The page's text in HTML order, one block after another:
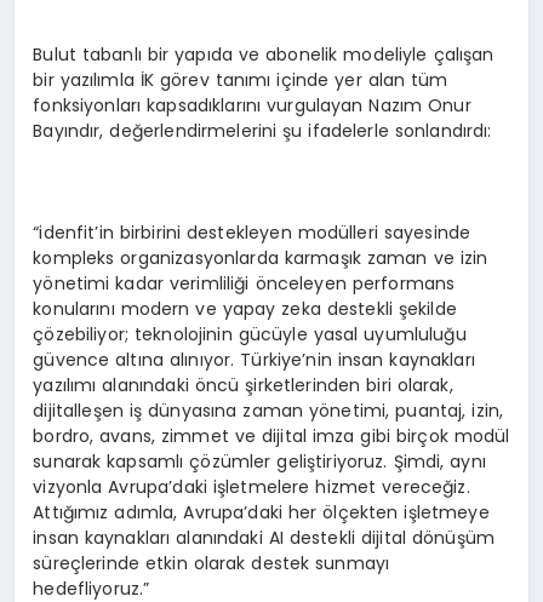
Bulut tabanlı bir yapıda ve abonelik modeliyle çalışan
bir yazılımla İK görev tanımı içinde yer alan tüm
fonksiyonları kapsadıklarını vurgulayan Nazım Onur
Bayındır, değerlendirmelerini şu ifadelerle sonlandırdı:
“idenfit’in birbirini destekleyen modülleri sayesinde
kompleks organizasyonlarda karmaşık zaman ve izin
yönetimi kadar verimliliği önceleyen performans
konularını modern ve yapay zeka destekli şekilde
çözebiliyor; teknolojinin gücüyle yasal uyumluluğu
güvence altına alınıyor. Türkiye’nin insan kaynakları
yazılımı alanındaki öncü şirketlerinden biri olarak,
dijitalleşen iş dünyasına zaman yönetimi, puantaj, izin,
bordro, avans, zimmet ve dijital imza gibi birçok modül
sunarak kapsamlı çözümler geliştiriyoruz. Şimdi, aynı
vizyonla Avrupa’daki işletmelere hizmet vereceğiz.
Attığımız adımla, Avrupa’daki her ölçekten işletmeye
insan kaynakları alanındaki AI destekli dijital dönüşüm
süreçlerinde etkin olarak destek sunmayı
hedefliyoruz.”